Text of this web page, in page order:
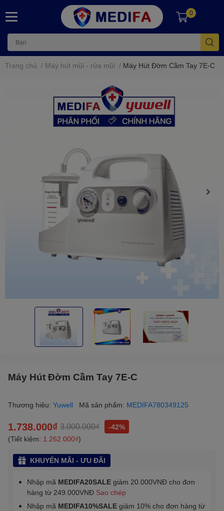
0
Trang chủ / Máy hút mũi - rửa mũi / Máy Hút Đờm Cầm Tay 7E-C
Máy Hút Đờm Cầm Tay 7E-C
Thương hiệu: Yuwell Mã sản phẩm: MEDIFA780349125
1.738.000₫ 3.000.000₫
-42%
(Tiết kiệm: 1.262.000₫)
KHUYẾN MÃI - ƯU ĐÃI
Nhập mã MEDIFA20SALE giảm 20.000VNĐ cho đơn
hàng từ 249.000VNĐ Sao chép
Nhập mã MEDIFA10%SALE giảm 10% cho đơn hàng từ